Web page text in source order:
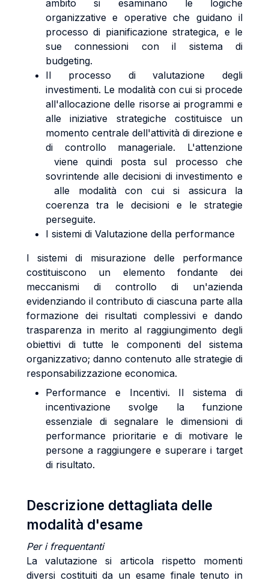
ambito si esaminano le logiche
organizzative e operative che guidano il
processo di pianificazione strategica, e le
sue connessioni con il sistema di
budgeting.
Il processo di valutazione degli
investimenti. Le modalità con cui si procede
all'allocazione delle risorse ai programmi e
alle iniziative strategiche costituisce un
momento centrale dell'attività di direzione e
di controllo manageriale. L'attenzione
viene quindi posta sul processo che
sovrintende alle decisioni di investimento e
alle modalità con cui si assicura la
coerenza tra le decisioni e le strategie
perseguite.
I sistemi di Valutazione della performance
I sistemi di misurazione delle performance
costituiscono un elemento fondante dei
meccanismi di controllo di un'azienda
evidenziando il contributo di ciascuna parte alla
formazione dei risultati complessivi e dando
trasparenza in merito al raggiungimento degli
obiettivi di tutte le componenti del sistema
organizzativo; danno contenuto alle strategie di
responsabilizzazione economica.
Performance e Incentivi. Il sistema di
incentivazione svolge la funzione
essenziale di segnalare le dimensioni di
performance prioritarie e di motivare le
persone a raggiungere e superare i target
di risultato.
Descrizione dettagliata delle
modalità d'esame
Per i frequentanti
La valutazione si articola rispetto momenti
diversi costituiti da un esame finale tenuto in